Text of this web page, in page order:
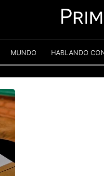
MUNDO HABLANDO